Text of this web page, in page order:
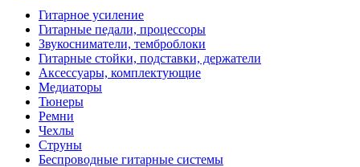
Гитарное усиление
Гитарные педали, процессоры
Звукосниматели, темброблоки
Гитарные стойки, подставки, держатели
Аксессуары, комплектующие
Медиаторы
Тюнеры
Ремни
Чехлы
Струны
Беспроводные гитарные системы